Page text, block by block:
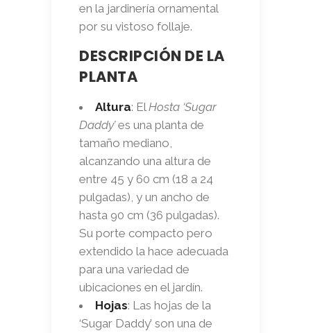
en la jardinería ornamental
por su vistoso follaje.
DESCRIPCIÓN DE LA
PLANTA
Altura: El Hosta ‘Sugar
Daddy’es una planta de
tamaño mediano,
alcanzando una altura de
entre 45 y 60 cm (18 a 24
pulgadas), y un ancho de
hasta 90 cm (36 pulgadas).
Su porte compacto pero
extendido la hace adecuada
para una variedad de
ubicaciones en el jardín.
Hojas: Las hojas de la
‘Sugar Daddy’ son una de